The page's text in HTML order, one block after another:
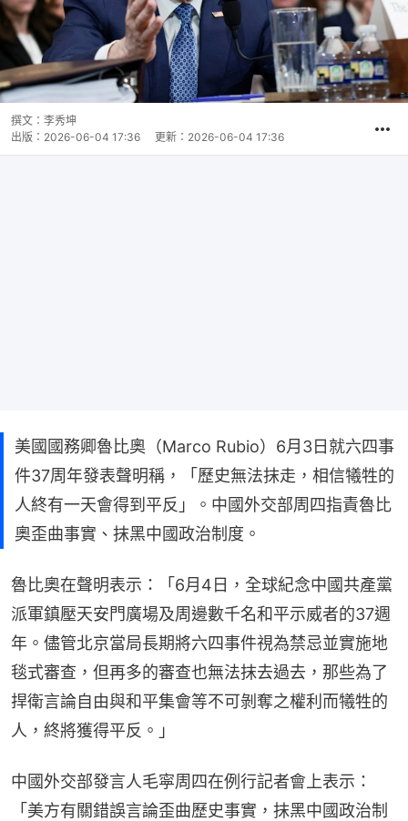
撰文： 李秀坤
出版： 2026-06-04 17:36 更新： 2026-06-04 17:36
美國國務卿魯比奧（Marco Rubio）6月3日就六四事
件37周年發表聲明稱，「歷史無法抹走，相信犧牲的
人終有一天會得到平反」。中國外交部周四指責魯比
奧歪曲事實、抹黑中國政治制度。
魯比奧在聲明表示：「6月4日，全球紀念中國共產黨
派軍鎮壓天安門廣場及周邊數千名和平示威者的37週
年。儘管北京當局長期將六四事件視為禁忌並實施地
毯式審查，但再多的審查也無法抹去過去，那些為了
捍衛言論自由與和平集會等不可剝奪之權利而犧牲的
人，終將獲得平反。」
中國外交部發言人毛寜周四在例行記者會上表示：
「美方有關錯誤言論歪曲歷史事實，抹黑中國政治制